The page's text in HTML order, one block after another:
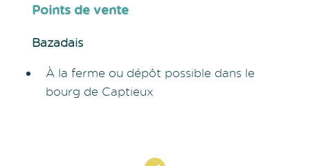
Points de vente
Bazadais
À la ferme ou dépôt possible dans le
bourg de Captieux